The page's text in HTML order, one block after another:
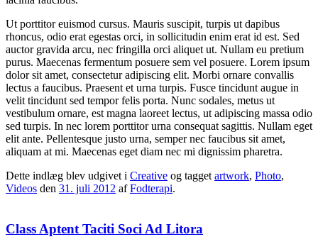
Ut porttitor euismod cursus. Mauris suscipit, turpis ut dapibus
rhoncus, odio erat egestas orci, in sollicitudin enim erat id est. Sed
auctor gravida arcu, nec fringilla orci aliquet ut. Nullam eu pretium
purus. Maecenas fermentum posuere sem vel posuere. Lorem ipsum
dolor sit amet, consectetur adipiscing elit. Morbi ornare convallis
lectus a faucibus. Praesent et urna turpis. Fusce tincidunt augue in
velit tincidunt sed tempor felis porta. Nunc sodales, metus ut
vestibulum ornare, est magna laoreet lectus, ut adipiscing massa odio
sed turpis. In nec lorem porttitor urna consequat sagittis. Nullam eget
elit ante. Pellentesque justo urna, semper nec faucibus sit amet,
aliquam at mi. Maecenas eget diam nec mi dignissim pharetra.
Dette indlæg blev udgivet i Creative og tagget artwork, Photo,
Videos den 31. juli 2012 afFodterapi.
Class Aptent Taciti Soci Ad Litora